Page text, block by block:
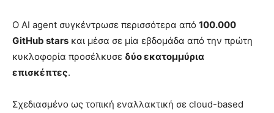
Ο AI agent συγκέντρωσε περισσότερα από 100.000
GitHub stars και μέσα σε μία εβδομάδα από την πρώτη
κυκλοφορία προσέλκυσε δύο εκατομμύρια
επισκέπτες.
Σχεδιασμένο ως τοπική εναλλακτική σε cloud-based